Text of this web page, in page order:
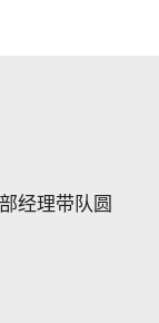
经理带队圆